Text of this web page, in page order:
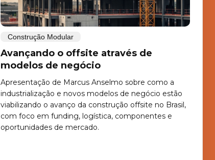
Construção Modular
Avançando o offsite através de
modelos de negócio
Apresentação de Marcus Anselmo sobre como a
industrialização e novos modelos de negócio estão
viabilizando o avanço da construção offsite no Brasil,
com foco em funding, logística, componentes e
oportunidades de mercado.